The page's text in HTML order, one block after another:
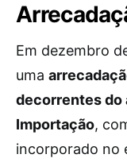
Em dezembro
uma
decorrentes do
Importação,
incorporado no